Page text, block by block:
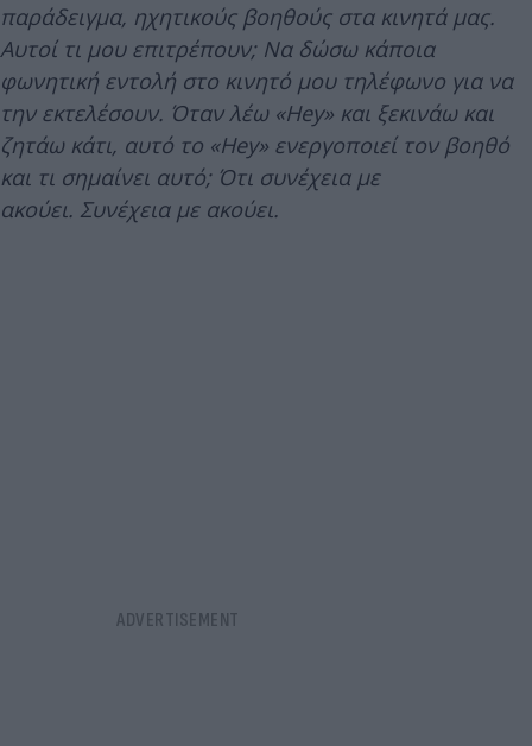
παράδειγμα, ηχητικούς βοηθούς στα κινητά μας.
Αυτοί τι μου επιτρέπουν; Να δώσω κάποια
φωνητική εντολή στο κινητό μου τηλέφωνο για να
την εκτελέσουν. Όταν λέω «Hey» και ξεκινάω και
ζητάω κάτι, αυτό το «Hey» ενεργοποιεί τον βοηθό
και τι σημαίνει αυτό; Ότι συνέχεια με
ακούει. Συνέχεια με ακούει.